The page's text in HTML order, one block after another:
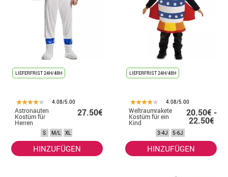
LIEFERFRIST 24H/48H
4.08/5.00
Astronauten
Kostüm für
Herren
27.50€
S M/L XL
HINZUFÜGEN
LIEFERFRIST 24H/48H
4.08/5.00
Weltraumrakete
Kostüm für ein
Kind
20.50€ -
22.50€
3-4J 5-6J
HINZUFÜGEN